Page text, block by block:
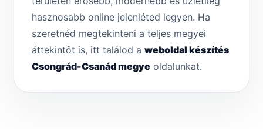
hasznosabb online jelenléted legyen. Ha
szeretnéd megtekinteni a teljes megyei
áttekintőt is, itt találod a weboldal készítés
Csongrád-Csanád megye oldalunkat.